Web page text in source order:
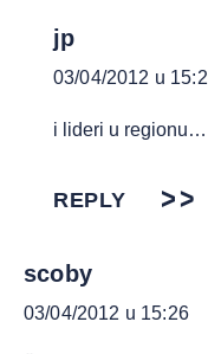
jp
03/04/2012 u
i lideri u
REPLY
scoby
03/04/2012 u 15:26